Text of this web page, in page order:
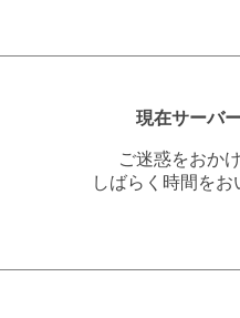
現在サーバ
ご迷惑をおか
しばらく時間を